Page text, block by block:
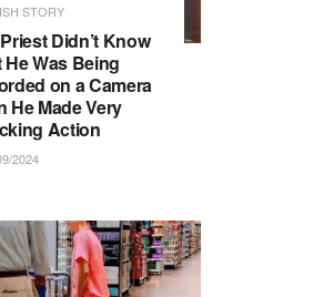
STORY
Didn’t Know
He Was Being
on a Camera
He Made Very
Action
2024